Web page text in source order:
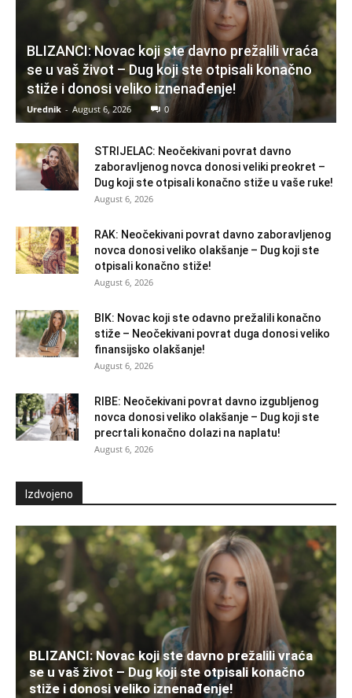
BLIZANCI: Novac koji ste davno prežalili vraća
se u vaš život – Dug koji ste otpisali konačno
stiže i donosi veliko iznenađenje!
Urednik - August 6, 2026 0
STRIJELAC: Neočekivani povrat davno
zaboravljenog novca donosi veliki preokret –
Dug koji ste otpisali konačno stiže u vaše ruke!
August 6, 2026
RAK: Neočekivani povrat davno zaboravljenog
novca donosi veliko olakšanje – Dug koji ste
otpisali konačno stiže!
August 6, 2026
BIK: Novac koji ste odavno prežalili konačno
stiže – Neočekivani povrat duga donosi veliko
finansijsko olakšanje!
August 6, 2026
RIBE: Neočekivani povrat davno izgubljenog
novca donosi veliko olakšanje – Dug koji ste
precrtali konačno dolazi na naplatu!
August 6, 2026
Izdvojeno
BLIZANCI: Novac koji ste davno prežalili vraća
se u vaš život – Dug koji ste otpisali konačno
stiže i donosi veliko iznenađenje!